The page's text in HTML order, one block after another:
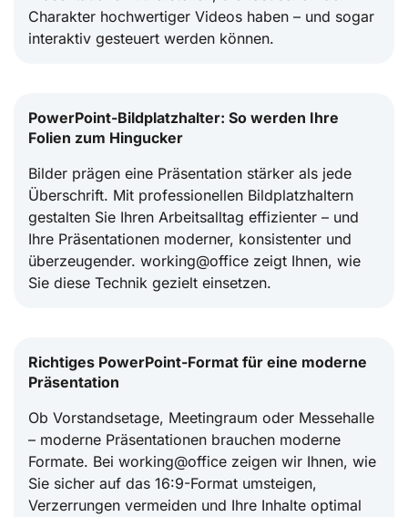
Charakter hochwertiger Videos haben – und sogar
interaktiv gesteuert werden können.
PowerPoint-Bildplatzhalter: So werden Ihre
Folien zum Hingucker
Bilder prägen eine Präsentation stärker als jede
Überschrift. Mit professionellen Bildplatzhaltern
gestalten Sie Ihren Arbeitsalltag effizienter – und
Ihre Präsentationen moderner, konsistenter und
überzeugender. working@office zeigt Ihnen, wie
Sie diese Technik gezielt einsetzen.
Richtiges PowerPoint-Format für eine moderne
Präsentation
Ob Vorstandsetage, Meetingraum oder Messehalle
– moderne Präsentationen brauchen moderne
Formate. Bei working@office zeigen wir Ihnen, wie
Sie sicher auf das 16:9-Format umsteigen,
Verzerrungen vermeiden und Ihre Inhalte optimal